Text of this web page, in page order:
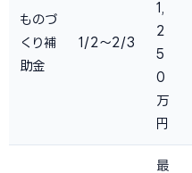
ものづ
くり補
助金
1/2〜2/3
1,
2
5
0
万
円
最